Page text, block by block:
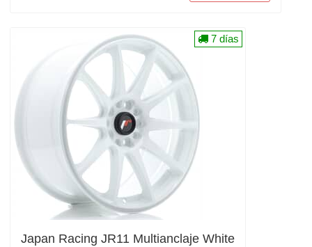
Japan Racing JR11 Multianclaje White
7 días